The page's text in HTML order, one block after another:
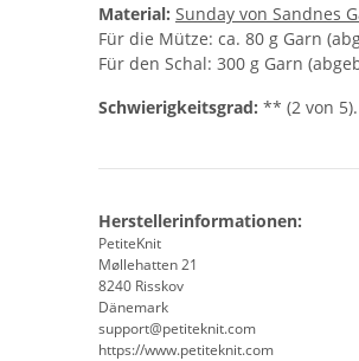
Material: Sunday von Sandnes
Für die Mütze: ca. 80 g Garn
Für den Schal: 300 g Garn
Schwierigkeitsgrad: ** (2 von
Herstellerinformationen:
PetiteKnit
Møllehatten 21
8240 Risskov
Dänemark
support@petiteknit.com
https://www.petiteknit.com